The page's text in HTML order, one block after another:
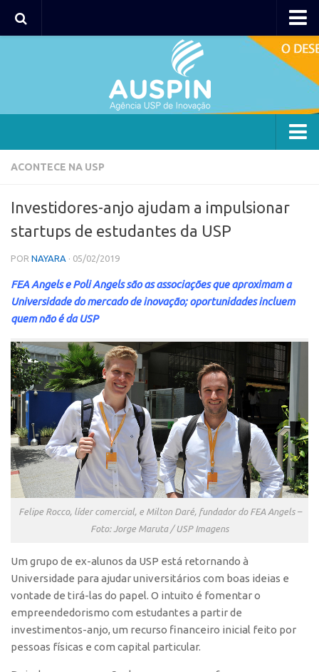
Agência
Coordenação
Polos
Polo Capital
Polo Lorena
Polo Ribeirão Preto
Programas
Bolsa Empreendedorismo
Bolsa Startup USP
PGI-USP
Conexão USP
Conexão Inter-USP
Leis e Normas
Portal do Inventor
Editais
Pesquisa na USP
EMBRAPIIs
CEPIDs
ACONTECE NA USP
Investidores-anjo ajudam a impulsionar
startups de estudantes da USP
POR NAYARA · 05/02/2019
FEA Angels e Poli Angels são as associações que aproximam a
Universidade do mercado de inovação; oportunidades incluem
quem não é da USP
Felipe Rocco, líder comercial, e Milton Daré, fundador do FEA Angels –
Foto: Jorge Maruta / USP Imagens
Um grupo de ex-alunos da USP está retornando à
Universidade para ajudar universitários com boas ideias e
vontade de tirá-las do papel. O intuito é fomentar o
empreendedorismo com estudantes a partir de
investimentos-anjo, um recurso financeiro inicial feito por
pessoas físicas e com capital particular.